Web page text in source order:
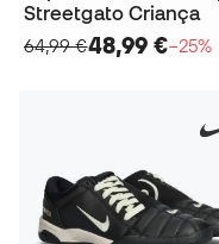
Streetgato Criança
64,99 €48,99 €−25%